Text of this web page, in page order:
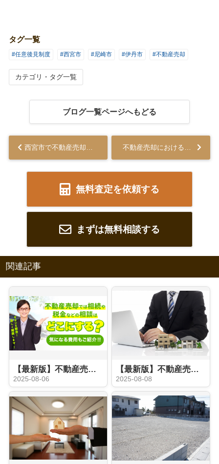
タグ一覧
#任意後見制度 #西宮市 #尼崎市 #伊丹市 #不動産売却
カテゴリ・タグ一覧
ブログ一覧ページへもどる
無料査定を依頼する
まずは無料相談する
関連記事
【最新版】不動産売却の際に相続や税金などの相談はどこにする？気になる費用もご紹介
2025-08-06
【最新版】不動産売却時の媒介契約とは？種類やおすすめのタイプをご紹介
2025-08-08